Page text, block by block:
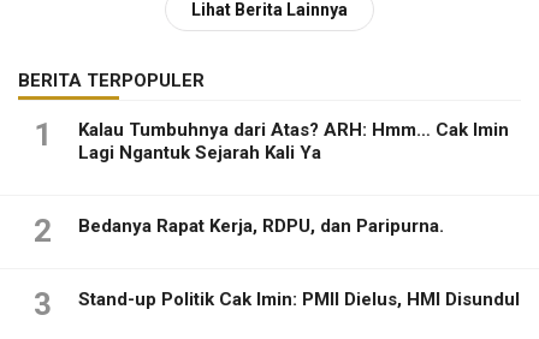
Lihat Berita Lainnya
BERITA TERPOPULER
1
Kalau Tumbuhnya dari Atas? ARH: Hmm… Cak Imin
Lagi Ngantuk Sejarah Kali Ya
2 Bedanya Rapat Kerja, RDPU, dan Paripurna.
3 Stand-up Politik Cak Imin: PMII Dielus, HMI Disundul